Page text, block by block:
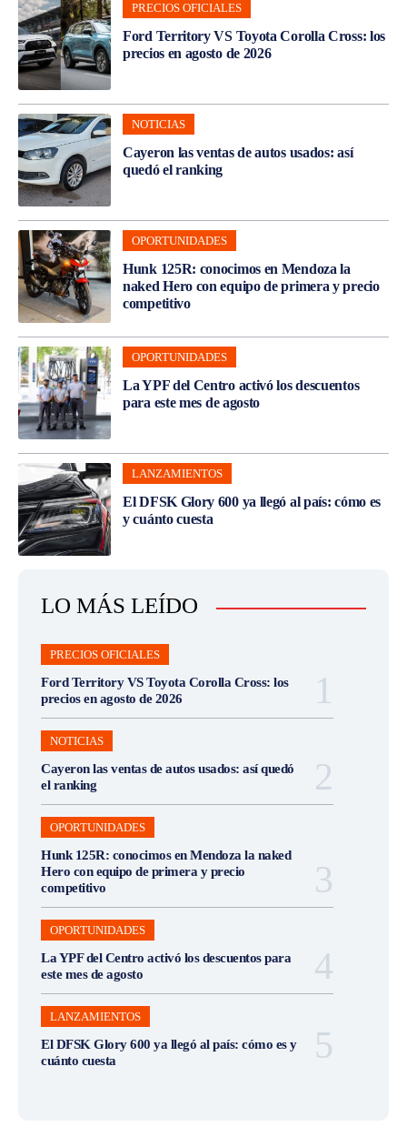
PRECIOS OFICIALES
Ford Territory VS Toyota Corolla Cross: los
precios en agosto de 2026
NOTICIAS
Cayeron las ventas de autos usados: así
quedó el ranking
OPORTUNIDADES
Hunk 125R: conocimos en Mendoza la
naked Hero con equipo de primera y precio
competitivo
OPORTUNIDADES
La YPF del Centro activó los descuentos
para este mes de agosto
LANZAMIENTOS
El DFSK Glory 600 ya llegó al país: cómo es
y cuánto cuesta
LO MÁS LEÍDO
PRECIOS OFICIALES
Ford Territory VS Toyota Corolla Cross: los
precios en agosto de 2026
NOTICIAS
Cayeron las ventas de autos usados: así quedó
el ranking
OPORTUNIDADES
Hunk 125R: conocimos en Mendoza la naked
Hero con equipo de primera y precio
competitivo
OPORTUNIDADES
La YPF del Centro activó los descuentos para
este mes de agosto
LANZAMIENTOS
El DFSK Glory 600 ya llegó al país: cómo es y
cuánto cuesta